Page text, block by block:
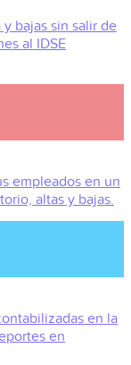
bajas sin salir de
al IDSE
empleados en un
altas y bajas.
en la
en